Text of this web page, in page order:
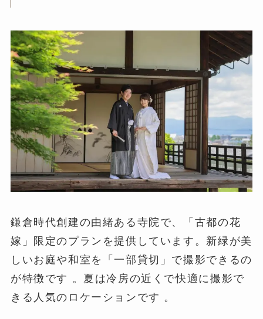
鎌倉時代創建の由緒ある寺院で、「古都の花
嫁」限定のプランを提供しています。新緑が美
しいお庭や和室を「一部貸切」で撮影できるの
が特徴です 。夏は冷房の近くで快適に撮影で
きる人気のロケーションです 。